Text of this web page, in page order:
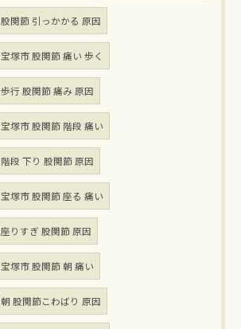
股関節 引っかかる 原因
宝塚市 股関節 痛い 歩く
歩行 股関節 痛み 原因
宝塚市 股関節 階段 痛い
階段 下り 股関節 原因
宝塚市 股関節 座る 痛い
座りすぎ 股関節 原因
宝塚市 股関節 朝 痛い
朝 股関節こわばり 原因